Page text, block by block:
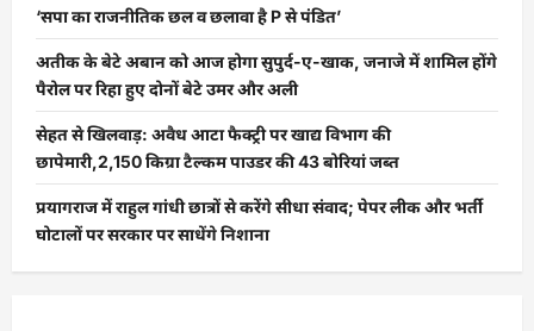
‘सपा का राजनीतिक छल व छलावा है P से पंडित’
अतीक के बेटे अबान को आज होगा सुपुर्द-ए-खाक, जनाजे में शामिल होंगे
पैरोल पर रिहा हुए दोनों बेटे उमर और अली
सेहत से खिलवाड़: अवैध आटा फैक्ट्री पर खाद्य विभाग की
छापेमारी,2,150 किग्रा टैल्कम पाउडर की 43 बोरियां जब्त
प्रयागराज में राहुल गांधी छात्रों से करेंगे सीधा संवाद; पेपर लीक और भर्ती
घोटालों पर सरकार पर साधेंगे निशाना